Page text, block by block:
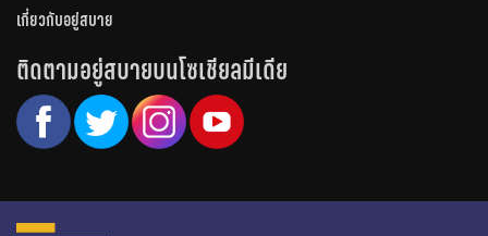
เกี่ยวกับอยู่สบาย
ติดตามอยู่สบายบนโซเชียลมีเดีย